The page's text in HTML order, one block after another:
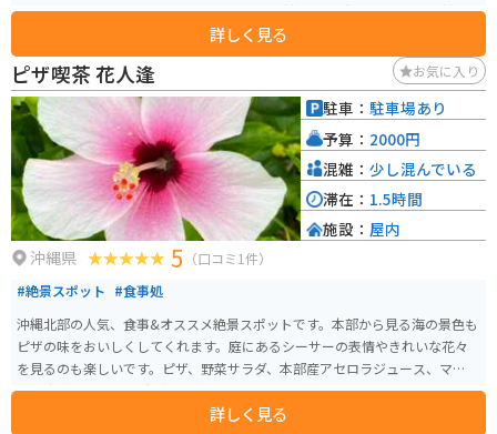
「ブラウンシュガージンジャー（しょうが黒糖）」「ゴーヤ、ウコン黒糖」
のような健康的でバラエティにとんだ商品もあります。「ブエナス・エル
テ」という大賞を受賞した商品もお勧めです。
詳しく見る
ピザ喫茶 花人逢 お気に入り
沖縄県 5 （口コミ1件）
#絶景スポット #食事処
沖縄北部の人気、食事&オススメ絶景スポットです。本部から見る海の景色も
ピザの味をおいしくしてくれます。庭にあるシーサーの表情やきれいな花々
を見るのも楽しいです。ピザ、野菜サラダ、本部産アセロラジュース、マンゴ
ーの森（カットマンゴー）などがいただけます。
詳しく見る
駐車： 駐車場あり
予算： 2000円
混雑： 少し混んでいる
滞在： 1.5時間
施設： 屋内